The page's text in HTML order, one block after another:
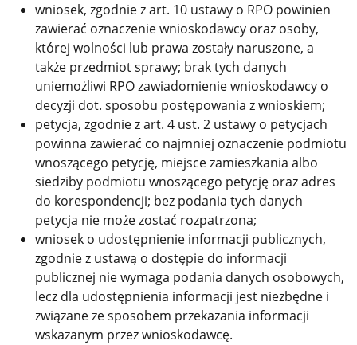
wniosek, zgodnie z art. 10 ustawy o RPO powinien
zawierać oznaczenie wnioskodawcy oraz osoby,
której wolności lub prawa zostały naruszone, a
także przedmiot sprawy; brak tych danych
uniemożliwi RPO zawiadomienie wnioskodawcy o
decyzji dot. sposobu postępowania z wnioskiem;
petycja, zgodnie z art. 4 ust. 2 ustawy o petycjach
powinna zawierać co najmniej oznaczenie podmiotu
wnoszącego petycję, miejsce zamieszkania albo
siedziby podmiotu wnoszącego petycję oraz adres
do korespondencji; bez podania tych danych
petycja nie może zostać rozpatrzona;
wniosek o udostępnienie informacji publicznych,
zgodnie z ustawą o dostępie do informacji
publicznej nie wymaga podania danych osobowych,
lecz dla udostępnienia informacji jest niezbędne i
związane ze sposobem przekazania informacji
wskazanym przez wnioskodawcę.